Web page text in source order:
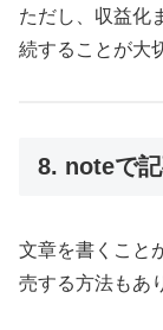
ただし、収益化
続することが大
8. noteで
文章を書くこと
売する方法もあ